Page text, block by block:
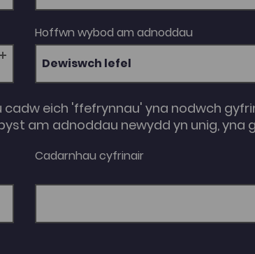
Hoffwn wybod am adnoddau
Dewiswch lefel
eich 'ffefrynnau' yna nodwch
am adnoddau newydd yn unig, yna
Cadarnhau cyfrinair